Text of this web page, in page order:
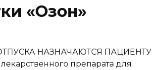
«Озон»
НАЗНАЧАЮТСЯ ПАЦИЕНТУ
препарата для